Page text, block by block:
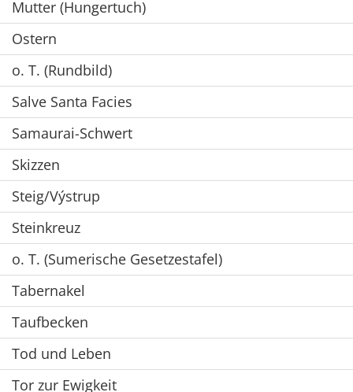
Mutter (Hungertuch)
Ostern
o. T. (Rundbild)
Salve Santa Facies
Samaurai-Schwert
Skizzen
Steig/Výstrup
Steinkreuz
o. T. (Sumerische Gesetzestafel)
Tabernakel
Taufbecken
Tod und Leben
Tor zur Ewigkeit